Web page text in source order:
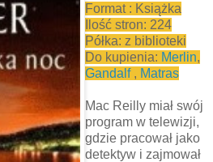
Format : Książka
Ilość stron: 224
Półka: z biblioteki
Do kupienia: Merlin,
Gandalf , Matras
Mac Reilly miał swój
program w telewizji,
gdzie pracował jako
detektyw i zajmował